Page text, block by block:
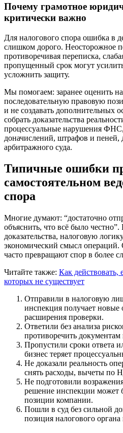
Почему грамотное
критически важно
Для налогового спора ошибка в
слишком дорого. Неосторожное
противоречивая переписка,
пропущенный срок могут
усложнить защиту.
Мы помогаем: заранее оценить
последовательную правовую
и не создавать дополнительных
собрать доказательства
процессуальные нарушения
доначислений, штрафов и
арбитражного суда.
Типичные ошибки
самостоятельном
спора
Многие думают: “достаточно
объяснить, что всё было
доказательства, налоговую
экономический смысл операций.
часто превращают спор в более
Читайте также: Как действовать,
которых не существует
Отправили в налоговую
инспекция получает новые
расширения проверки.
Ответили без анализа
противоречить документам
Пропустили сроки ответа
бизнес теряет
Не доказали реальность
снять расходы, вычеты по
Не подготовили
решение инспекции может
позиции компании.
Пошли в суд без сильной
позиция налогового